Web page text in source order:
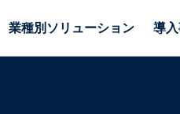
業種別ソリューション 導